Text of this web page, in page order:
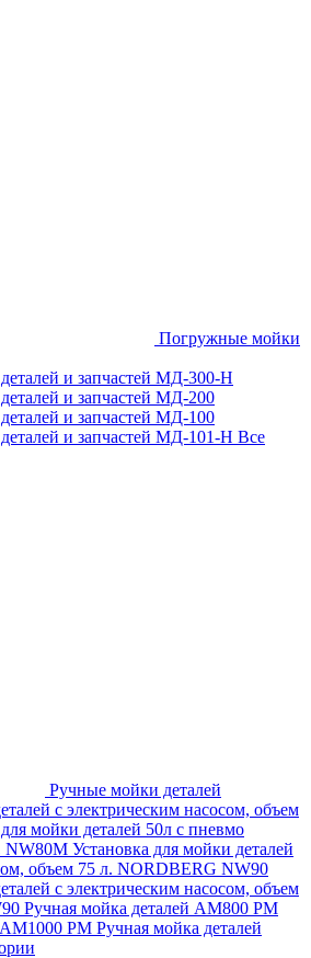
Погружные мойки
и запчастей МД-300-H
и запчастей МД-200
и запчастей МД-100
и запчастей МД-101-Н Все
Ручные мойки деталей
с электрическим насосом, объем
мойки деталей 50л с пневмо
NW80M Установка для мойки деталей
объем 75 л. NORDBERG NW90
с электрическим насосом, объем
Ручная мойка деталей АМ800 РМ
АМ1000 РМ Ручная мойка деталей